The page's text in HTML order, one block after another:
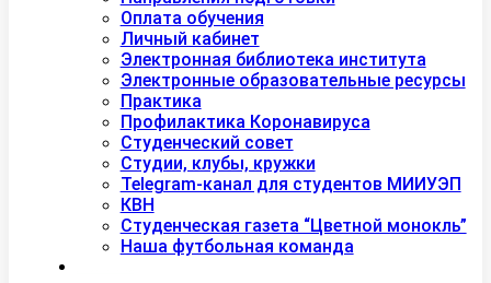
Оплата обучения
Личный кабинет
Электронная библиотека института
Электронные образовательные ресурсы
Практика
Профилактика Коронавируса
Студенческий совет
Студии, клубы, кружки
Telegram-канал для студентов МИИУЭП
КВН
Студенческая газета “Цветной монокль”
Наша футбольная команда